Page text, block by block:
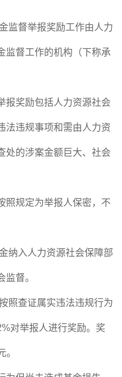
督举报奖励工作由人力
监督工作的机构（下称承
奖励包括人力资源社会
法违规事项和需由人力资
处的涉案金额巨大、社会
规定为举报人保密，不
入人力资源社会保障部
督。
查证属实违法违规行为
对举报人进行奖励。奖
。